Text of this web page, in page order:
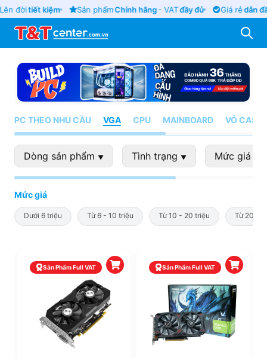
đờitiết kiệm Sản phẩmChính hãng- VATđầy đủ Giá rẻdẫn
PC THEO NHU CẦU VGA CPU MAINBOARD VỎ CASE
Dòng sản phẩm ▼ Tình trạng ▼ Mức giá
Mức giá
Dưới 6 triệu Từ 6 - 10 triệu Từ 10 - 20 triệu Từ 20 -
Sản Phẩm Full VAT Sản Phẩm Full VAT